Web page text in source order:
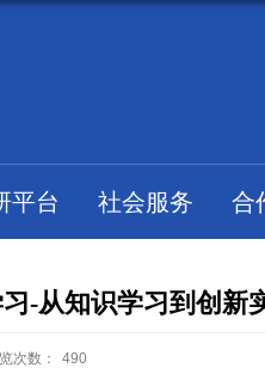
平台 社会服务 合
-从知识学习到创新
次数： 490